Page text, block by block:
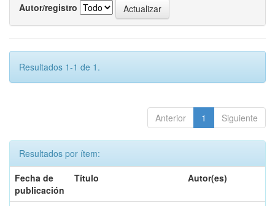
Autor/registro
Resultados 1-1 de 1.
Anterior 1 Siguiente
Resultados por ítem:
Fecha de
publicación
Título Autor(es)